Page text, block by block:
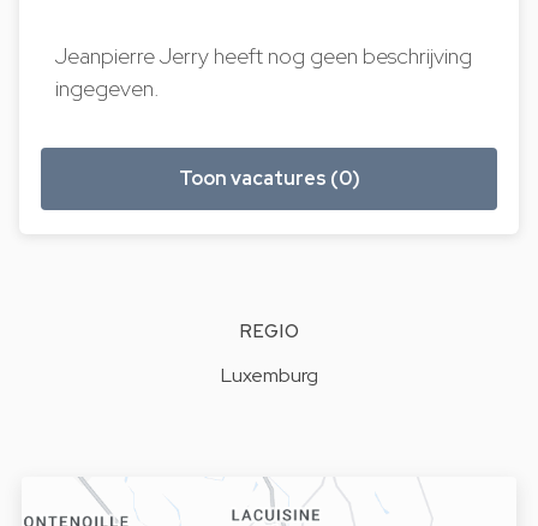
Jeanpierre Jerry heeft nog geen beschrijving
ingegeven.
Toon vacatures (0)
REGIO
Luxemburg